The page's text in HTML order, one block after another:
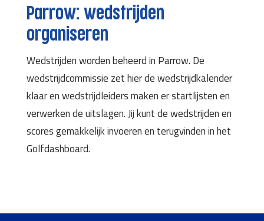
Parrow: wedstrijden
organiseren
Wedstrijden worden beheerd in Parrow. De
wedstrijdcommissie zet hier de wedstrijdkalender
klaar en wedstrijdleiders maken er startlijsten en
verwerken de uitslagen. Jij kunt de wedstrijden en
scores gemakkelijk invoeren en terugvinden in het
Golfdashboard.